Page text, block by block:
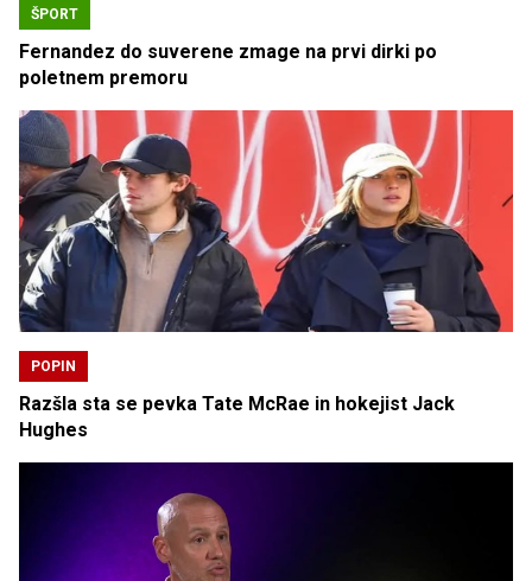
ŠPORT
Fernandez do suverene zmage na prvi dirki po
poletnem premoru
POPIN
Razšla sta se pevka Tate McRae in hokejist Jack
Hughes